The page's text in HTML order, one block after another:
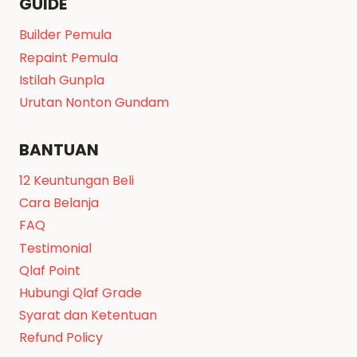
Builder Pemula
Repaint Pemula
Istilah Gunpla
Urutan Nonton Gundam
BANTUAN
12 Keuntungan Beli
Cara Belanja
FAQ
Testimonial
Qlaf Point
Hubungi Qlaf Grade
Syarat dan Ketentuan
Refund Policy